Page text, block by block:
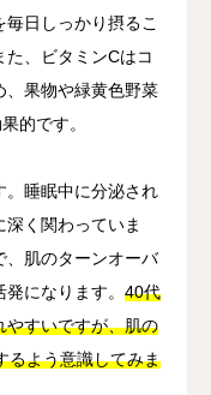
日しっかり摂るこ
た、ビタミンCはコ
、果物や緑黄色野菜
的です。
。睡眠中に分泌され
く関わっていま
、肌のターンオーバ
になります。 40代
やすいですが、肌の
るよう意識してみま